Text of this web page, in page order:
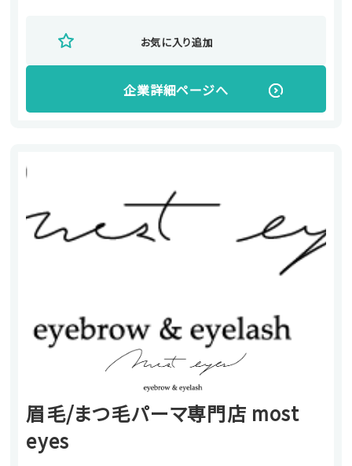
お気に入り追加
企業詳細ページへ
眉毛/まつ毛パーマ専門店 most
eyes